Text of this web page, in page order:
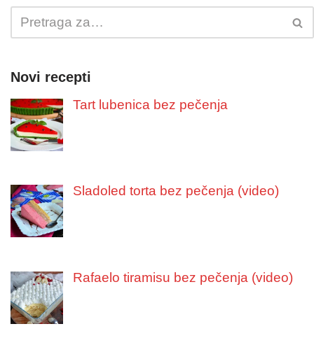
Novi recepti
Tart lubenica bez pečenja
Sladoled torta bez pečenja (video)
Rafaelo tiramisu bez pečenja (video)